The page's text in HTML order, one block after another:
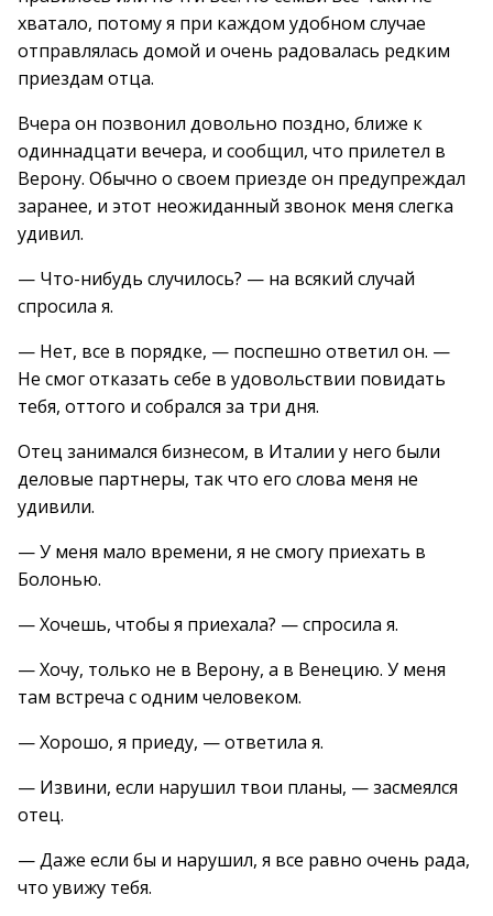
хватало, потому я при каждом удобном случае
отправлялась домой и очень радовалась редким
приездам отца.
Вчера он позвонил довольно поздно, ближе к
одиннадцати вечера, и сообщил, что прилетел в
Верону. Обычно о своем приезде он предупреждал
заранее, и этот неожиданный звонок меня слегка
удивил.
— Что-нибудь случилось? — на всякий случай
спросила я.
— Нет, все в порядке, — поспешно ответил он. —
Не смог отказать себе в удовольствии повидать
тебя, оттого и собрался за три дня.
Отец занимался бизнесом, в Италии у него были
деловые партнеры, так что его слова меня не
удивили.
— У меня мало времени, я не смогу приехать в
Болонью.
— Хочешь, чтобы я приехала? — спросила я.
— Хочу, только не в Верону, а в Венецию. У меня
там встреча с одним человеком.
— Хорошо, я приеду, — ответила я.
— Извини, если нарушил твои планы, — засмеялся
отец.
— Даже если бы и нарушил, я все равно очень рада,
что увижу тебя.